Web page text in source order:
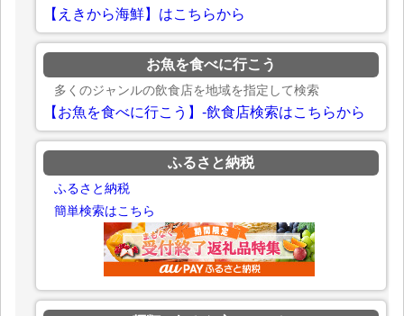
【えきから海鮮】はこちらから
お魚を食べに行こう
多くのジャンルの飲食店を地域を指定して検索
【お魚を食べに行こう】-飲食店検索はこちらから
ふるさと納税
ふるさと納税
簡単検索はこちら